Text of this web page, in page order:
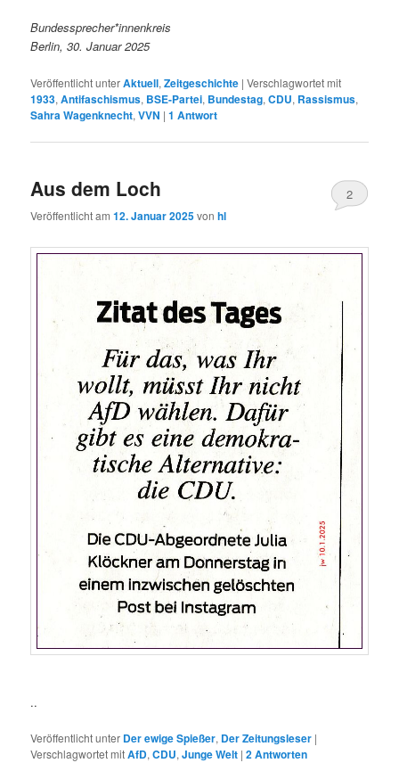
Bundessprecher*innenkreis
Berlin, 30. Januar 2025
Veröffentlicht unterAktuell,Zeitgeschichte |Verschlagwortet mit
1933,Antifaschismus, BSE-Partei, Bundestag,CDU, Rassismus,
Sahra Wagenknecht,VVN |1 Antwort
Aus dem Loch
Veröffentlicht am12. Januar 2025vonhl
2
..
Veröffentlicht unter Der ewige Spießer, Der Zeitungsleser |
Verschlagwortet mitAfD,CDU,Junge Welt |2Antworten